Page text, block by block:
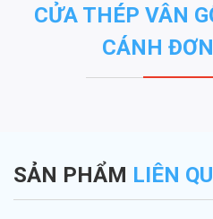
CỬA THÉP VÂN
CÁNH
SẢN PHẨM LIÊN